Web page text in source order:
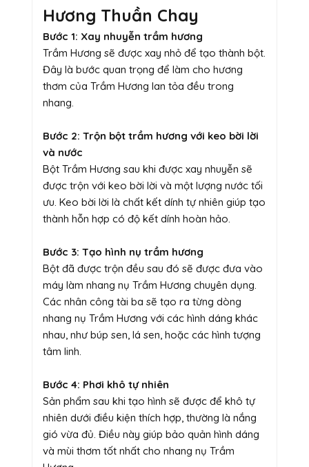
Hương Thuần Chay
Bước 1: Xay nhuyễn trầm hương
Trầm Hương sẽ được xay nhỏ để tạo thành bột.
Đây là bước quan trọng để làm cho hương
thơm của Trầm Hương lan tỏa đều trong
nhang.
Bước 2: Trộn bột trầm hương với keo bời lời
và nước
Bột Trầm Hương sau khi được xay nhuyễn sẽ
được trộn với keo bời lời và một lượng nước tối
ưu. Keo bời lời là chất kết dính tự nhiên giúp tạo
thành hỗn hợp có độ kết dính hoàn hảo.
Bước 3: Tạo hình nụ trầm hương
Bột đã được trộn đều sau đó sẽ được đưa vào
máy làm nhang nụ Trầm Hương chuyên dụng.
Các nhân công tài ba sẽ tạo ra từng dòng
nhang nụ Trầm Hương với các hình dáng khác
nhau, như búp sen, lá sen, hoặc các hình tượng
tâm linh.
Bước 4: Phơi khô tự nhiên
Sản phẩm sau khi tạo hình sẽ được để khô tự
nhiên dưới điều kiện thích hợp, thường là nắng
gió vừa đủ. Điều này giúp bảo quản hình dáng
và mùi thơm tốt nhất cho nhang nụ Trầm